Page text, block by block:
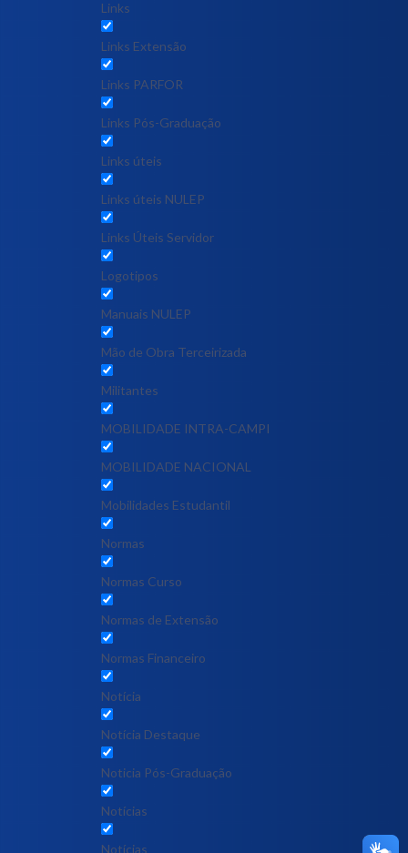
Links
Links Extensão
Links PARFOR
Links Pós-Graduação
Links úteis
Links úteis NULEP
Links Úteis Servidor
Logotipos
Manuais NULEP
Mão de Obra Terceirizada
Militantes
MOBILIDADE INTRA-CAMPI
MOBILIDADE NACIONAL
Mobilidades Estudantil
Normas
Normas Curso
Normas de Extensão
Normas Financeiro
Notícia
Notícia Destaque
Noticia Pós-Graduação
Notícias
Notícias